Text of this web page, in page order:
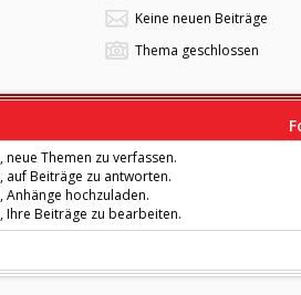
Keine neuen Beiträge
Thema geschlossen
, neue Themen zu verfassen.
, auf Beiträge zu antworten.
, Anhänge hochzuladen.
, Ihre Beiträge zu bearbeiten.